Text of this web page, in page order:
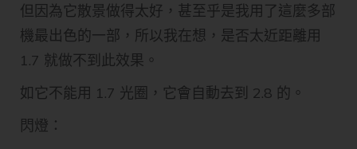
但因為它散景做得太好，甚至乎是我用了這麼多部
機最出色的一部，所以我在想，是否太近距離用
1.7 就做不到此效果。
如它不能用 1.7 光圈，它會自動去到 2.8 的。
閃燈：